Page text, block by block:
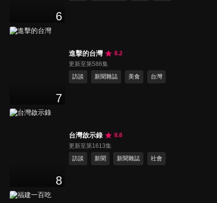
6
7
進擊的台灣
8.2
更新至第586集
訪談
新聞雜誌 美食 台灣
8
台灣啟示錄
8.6
更新至第1613集
訪談
新聞 新聞雜誌 社會